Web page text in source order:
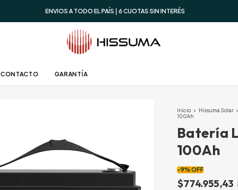
ENVIOS A TODO EL PAÍS | 6 CUOTAS SIN INTERÉS
CONTACTO GARANTÍA
Inicio > Hissuma Solar >
100Ah
Batería
100Ah
-9% OFF
$774.955,43